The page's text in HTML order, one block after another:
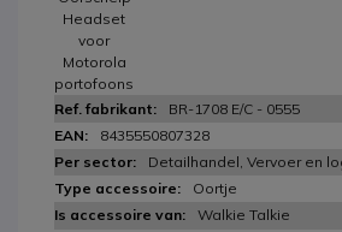
Headset
voor
Motorola
portofoons
BR-1708 E/C - 0555
8435550807328
Detailhandel, Vervoer en
Oortje
Walkie Talkie